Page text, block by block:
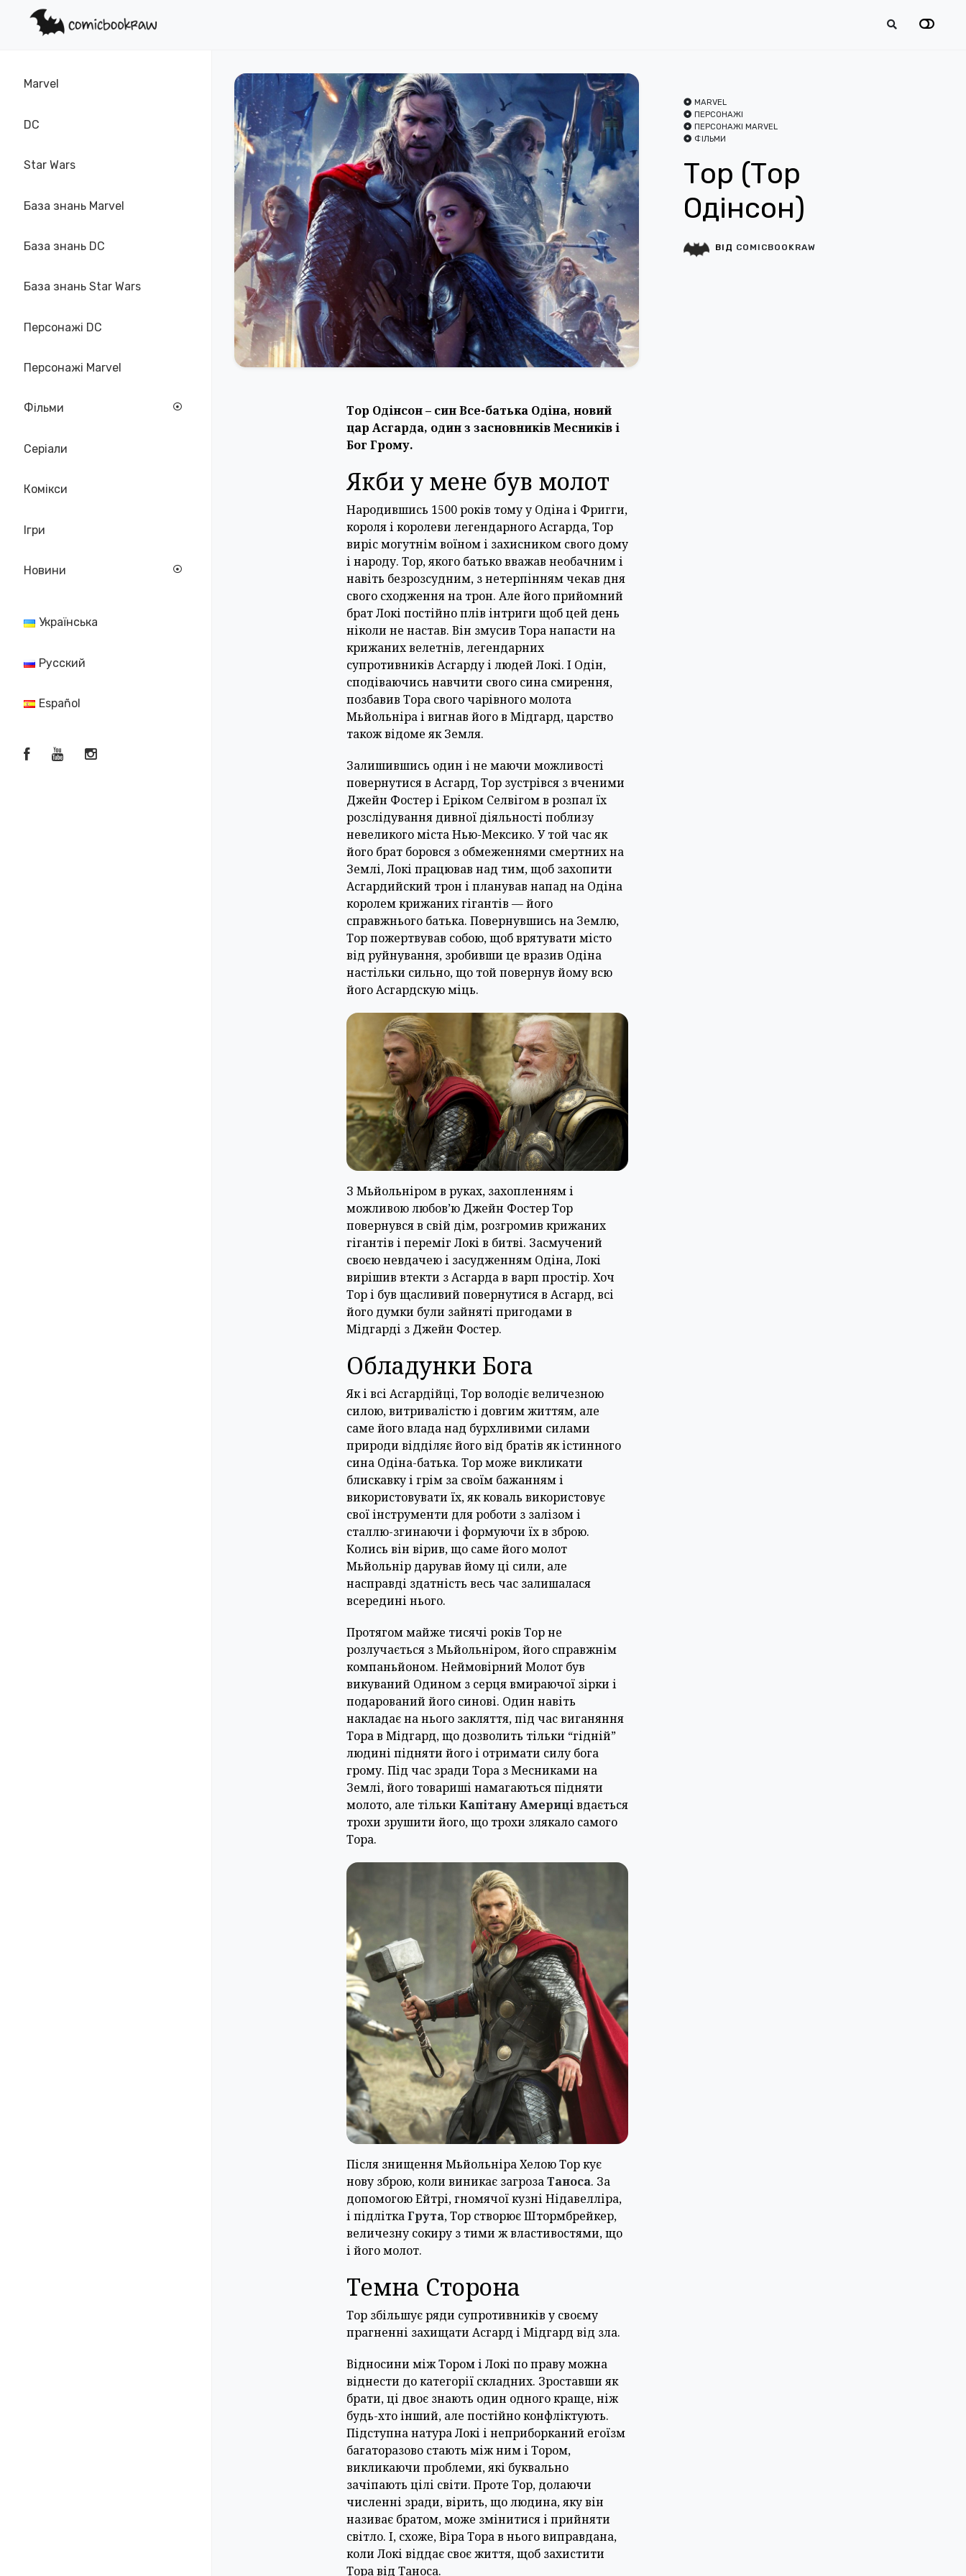
Marvel
DC
Star Wars
База знань Marvel
База знань DC
База знань Star Wars
Персонажі DC
Персонажі Marvel
Фільми
Серіали
Комікси
Ігри
Новини
Українська
Русский
Español
Тор Одінсон – син Все-батька Одіна, новий
цар Асгарда, один з засновників Месників і
Бог Грому.
Якби у мене був молот
Народившись 1500 років тому у Одіна і Фригги,
короля і королеви легендарного Асгарда, Тор
виріс могутнім воїном і захисником свого дому
і народу. Тор, якого батько вважав необачним і
навіть безрозсудним, з нетерпінням чекав дня
свого сходження на трон. Але його прийомний
брат Локі постійно плів інтриги щоб цей день
ніколи не настав. Він змусив Тора напасти на
крижаних велетнів, легендарних
супротивників Асгарду і людей Локі. І Одін,
сподіваючись навчити свого сина смирення,
позбавив Тора свого чарівного молота
Мьйольніра і вигнав його в Мідгард, царство
також відоме як Земля.
Залишившись один і не маючи можливості
повернутися в Асгард, Тор зустрівся з вченими
Джейн Фостер і Еріком Селвігом в розпал їх
розслідування дивної діяльності поблизу
невеликого міста Нью-Мексико. У той час як
його брат боровся з обмеженнями смертних на
Землі, Локі працював над тим, щоб захопити
Асгардийский трон і планував напад на Одіна
королем крижаних гігантів — його
справжнього батька. Повернувшись на Землю,
Тор пожертвував собою, щоб врятувати місто
від руйнування, зробивши це вразив Одіна
настільки сильно, що той повернув йому всю
його Асгардскую міць.
З Мьйольніром в руках, захопленням і
можливою любов’ю Джейн Фостер Тор
повернувся в свій дім, розгромив крижаних
гігантів і переміг Локі в битві. Засмучений
своєю невдачею і засудженням Одіна, Локі
вирішив втекти з Асгарда в варп простір. Хоч
Тор і був щасливий повернутися в Асгард, всі
його думки були зайняті пригодами в
Мідгарді з Джейн Фостер.
Обладунки Бога
Як і всі Асгардійці, Тор володіє величезною
силою, витривалістю і довгим життям, але
саме його влада над бурхливими силами
природи відділяє його від братів як істинного
сина Одіна-батька. Тор може викликати
блискавку і грім за своїм бажанням і
використовувати їх, як коваль використовує
свої інструменти для роботи з залізом і
сталлю-згинаючи і формуючи їх в зброю.
Колись він вірив, що саме його молот
Мьйольнір дарував йому ці сили, але
насправді здатність весь час залишалася
всередині нього.
Протягом майже тисячі років Тор не
розлучається з Мьйольніром, його справжнім
компаньйоном. Неймовірний Молот був
викуваний Одином з серця вмираючої зірки і
подарований його синові. Один навіть
накладає на нього закляття, під час виганяння
Тора в Мідгард, що дозволить тільки “гідній”
людині підняти його і отримати силу бога
грому. Під час зради Тора з Месниками на
Землі, його товариші намагаються підняти
молото, але тільки Капітану Америцівдається
трохи зрушити його, що трохи злякало самого
Тора.
Після знищення Мьйольніра Хелою Тор кує
нову зброю, коли виникає загрозаТаноса. За
допомогою Ейтрі, гномячої кузні Нідавелліра,
і підліткаГрута, Тор створює Штормбрейкер,
величезну сокиру з тими ж властивостями, що
і його молот.
Темна Сторона
Тор збільшує ряди супротивників у своєму
прагненні захищати Асгард і Мідгард від зла.
Відносини між Тором і Локі по праву можна
віднести до категорії складних. Зроставши як
брати, ці двоє знають один одного краще, ніж
будь-хто інший, але постійно конфліктують.
Підступна натура Локі і неприборканий егоїзм
багаторазово стають між ним і Тором,
викликаючи проблеми, які буквально
зачіпають цілі світи. Проте Тор, долаючи
численні зради, вірить, що людина, яку він
називає братом, може змінитися і прийняти
світло. І, схоже, Віра Тора в нього виправдана,
коли Локі віддає своє життя, щоб захистити
Тора від Таноса.
MARVEL
ПЕРСОНАЖІ
ПЕРСОНАЖІ MARVEL
ФІЛЬМИ
Тор (Тор
Одінсон)
ВІД COMICBOOKRAW